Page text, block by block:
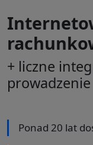
+ liczne
Ponad 20 lat